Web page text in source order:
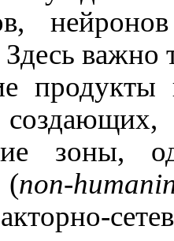
важно
(non-